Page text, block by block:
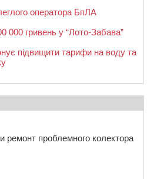
оператора БпЛА
000 гривень у “Лото-Забава”
підвищити тарифи на воду та
ремонт проблемного колектора